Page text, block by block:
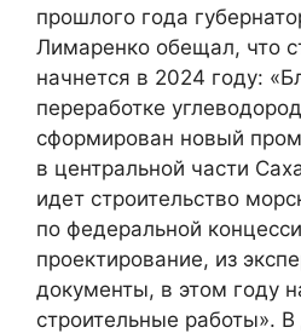
прошлого года
Лимаренко обещал, что
начнется в 2024 году:
переработке
сформирован новый
в центральной части
идет строительство
по федеральной
проектирование, из
документы, в этом году
строительные работы».